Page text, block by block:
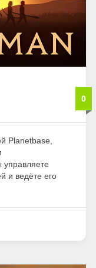
0
Planetbase,
управляете
и ведёте его